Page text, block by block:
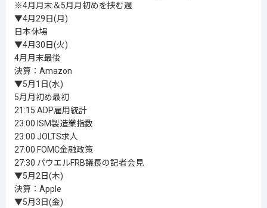
※4月月末＆5月月初めを挟む週
▼4月29日(月)
日本休場
▼4月30日(火)
4月月末最後
決算：Amazon
▼5月1日(水)
5月月初め最初
21:15 ADP雇用統計
23:00 ISM製造業指数
23:00 JOLTS求人
27:00 FOMC金融政策
27:30 パウエルFRB議長の記者会見
▼5月2日(木)
決算：Apple
▼5月3日(金)